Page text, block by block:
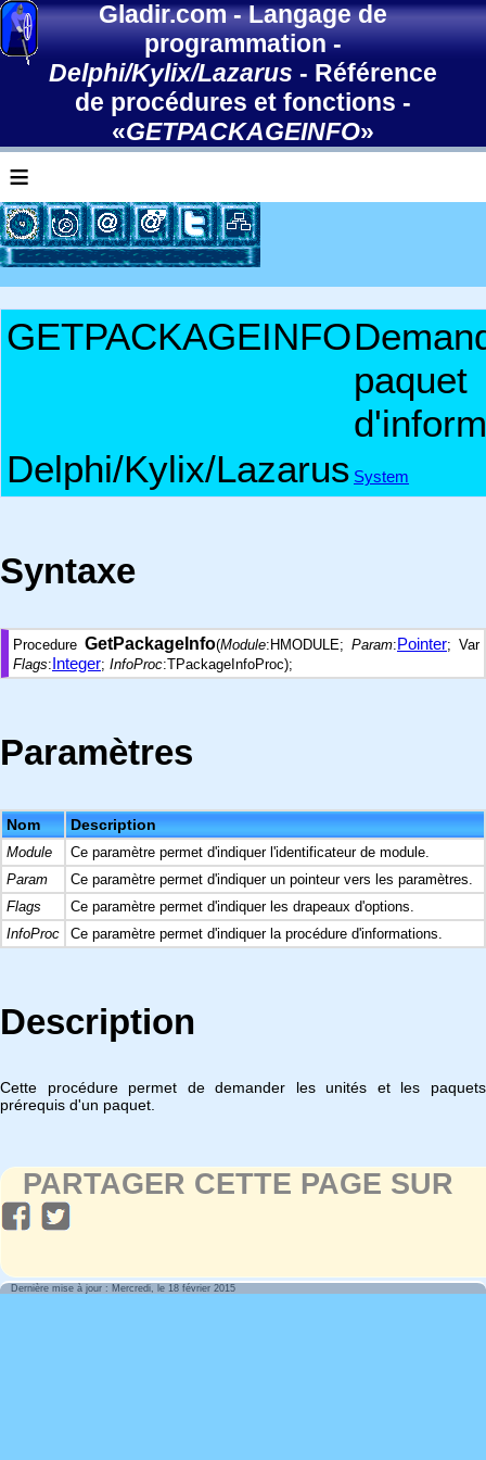
Gladir.com-Langage de
programmation-
Delphi/Kylix/Lazarus - Référence
de procédures et fonctions -
«GETPACKAGEINFO»
≡
GETPACKAGEINFO
paquet
Delphi/Kylix/Lazarus System
Syntaxe
Procedure GetPackageInfo(Module:HMODULE; Param:Pointer; Var
Flags:Integer; InfoProc:TPackageInfoProc);
Paramètres
Nom Description
Module
Ce paramètre permet d'indiquer l'identificateur de module.
Param
Ce paramètre permet d'indiquer un pointeur vers les paramètres.
Flags
Ce paramètre permet d'indiquer les drapeaux d'options.
InfoProc
Ce paramètre permet d'indiquer la procédure d'informations.
Description
Cette procédure permet de demander les unités et les paquets
prérequis d'un paquet.
PARTAGER CETTE PAGE SUR
Dernière mise à jour : Mercredi, le 18 février 2015